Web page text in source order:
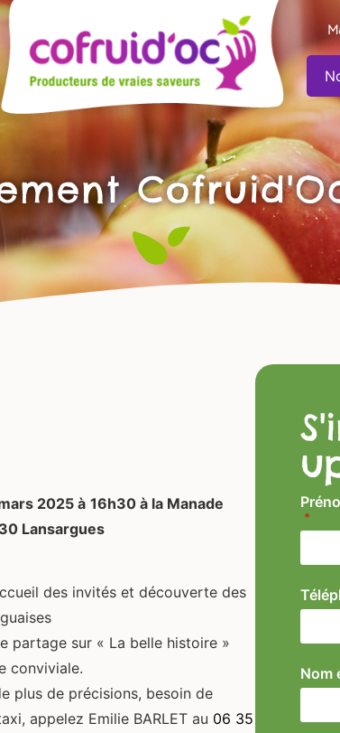
2025 à 16h30 à la Manade
Lansargues
des invités et découverte des
partage sur « La belle histoire »
conviviale.
plus de précisions, besoin de
appelez Emilie BARLET au 06 35
*
Nom